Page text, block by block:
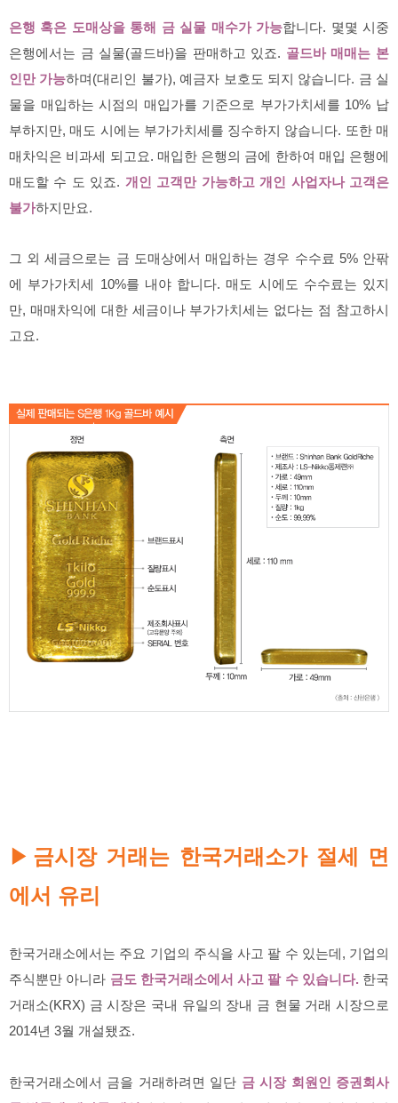
은행 혹은 도매상을 통해 금 실물 매수가 가능합니다. 몇몇 시중
은행에서는 금 실물(골드바)을 판매하고 있죠. 골드바 매매는 본
인만 가능하며(대리인 불가), 예금자 보호도 되지 않습니다. 금 실
물을 매입하는 시점의 매입가를 기준으로 부가가치세를 10% 납
부하지만, 매도 시에는 부가가치세를 징수하지 않습니다. 또한 매
매차익은 비과세 되고요. 매입한 은행의 금에 한하여 매입 은행에
매도할 수 도 있죠. 개인 고객만 가능하고 개인 사업자나 고객은
불가하지만요.
그 외 세금으로는 금 도매상에서 매입하는 경우 수수료 5% 안팎
에 부가가치세 10%를 내야 합니다. 매도 시에도 수수료는 있지
만, 매매차익에 대한 세금이나 부가가치세는 없다는 점 참고하시
고요.
▶ 금시장 거래는 한국거래소가 절세 면
에서 유리
한국거래소에서는 주요 기업의 주식을 사고 팔 수 있는데, 기업의
주식뿐만 아니라 금도 한국거래소에서 사고 팔 수 있습니다. 한국
거래소(KRX) 금 시장은 국내 유일의 장내 금 현물 거래 시장으로
2014년 3월 개설됐죠.
한국거래소에서 금을 거래하려면 일단 금 시장 회원인 증권회사